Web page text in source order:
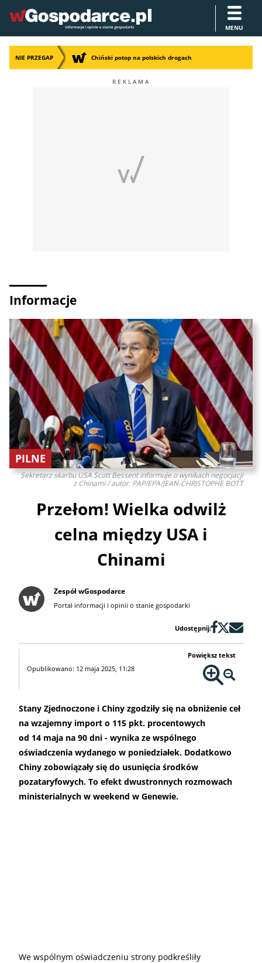
MENU
NIE PRZEGAP Chiński potop na polskich drogach
Informacje
Sekretarz skarbu USA Scott Bessent informuje o wynikach negocjacji
z Chinami / autor: PAP/EPA/JEAN-CHRISTOPHE BOTT
PILNE
Przełom! Wielka odwilż
celna między USA i
Chinami
Zespół wGospodarce
Portal informacji i opinii o stanie gospodarki
Udostępnij:
Opublikowano: 12 maja 2025, 11:28
Powiększ tekst
Stany Zjednoczone i Chiny zgodziły się na obniżenie ceł
na wzajemny import o 115 pkt. procentowych
od 14 maja na 90 dni - wynika ze wspólnego
oświadczenia wydanego w poniedziałek. Dodatkowo
Chiny zobowiązały się do usunięcia środków
pozataryfowych. To efekt dwustronnych rozmowach
ministerialnych w weekend w Genewie.
We wspólnym oświadczeniu strony podkreśliły